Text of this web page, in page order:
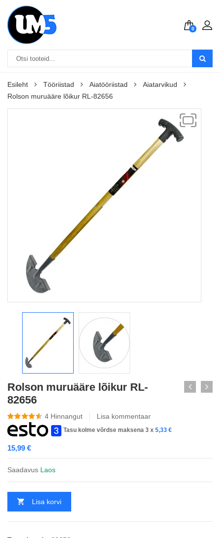
0
Esileht Tööriistad Aiatööriistad
Aiatarvikud
Rolson muruääre lõikur RL-82656
Rolson muruääre lõikur RL-
82656
4 Hinnangut Lisa kommentaar
Tasu kolme võrdse maksena 3 x 5,33 €
15,99 €
Saadavus Laos
Lisa korvi